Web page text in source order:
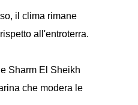
il clima rimane
all'entroterra.
Sharm El Sheikh
che modera le